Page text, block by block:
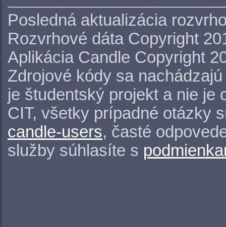
Posledná aktualizácia
Rozvrhové dáta Copyright
Aplikácia Candle Copyright
Zdrojové kódy sa
je študentský projekt a nie je
CIT, všetky prípadné otázky
candle-users, časté
služby súhlasíte s